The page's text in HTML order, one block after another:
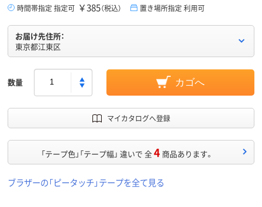
時間帯指定 指定可 ￥385（税込） 置き場所指定 利用可
お届け先住所：
東京都江東区
数量 カゴへ
マイカタログへ登録
「テープ色」「テープ幅」 違いで 全4 商品あります。
ブラザーの「ピータッチ」テープを全て見る